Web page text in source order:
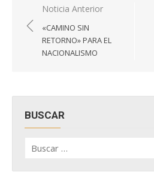
Navegación
de
entradas
Noticia Anterior
«CAMINO SIN
RETORNO» PARA EL
NACIONALISMO
BUSCAR
por: